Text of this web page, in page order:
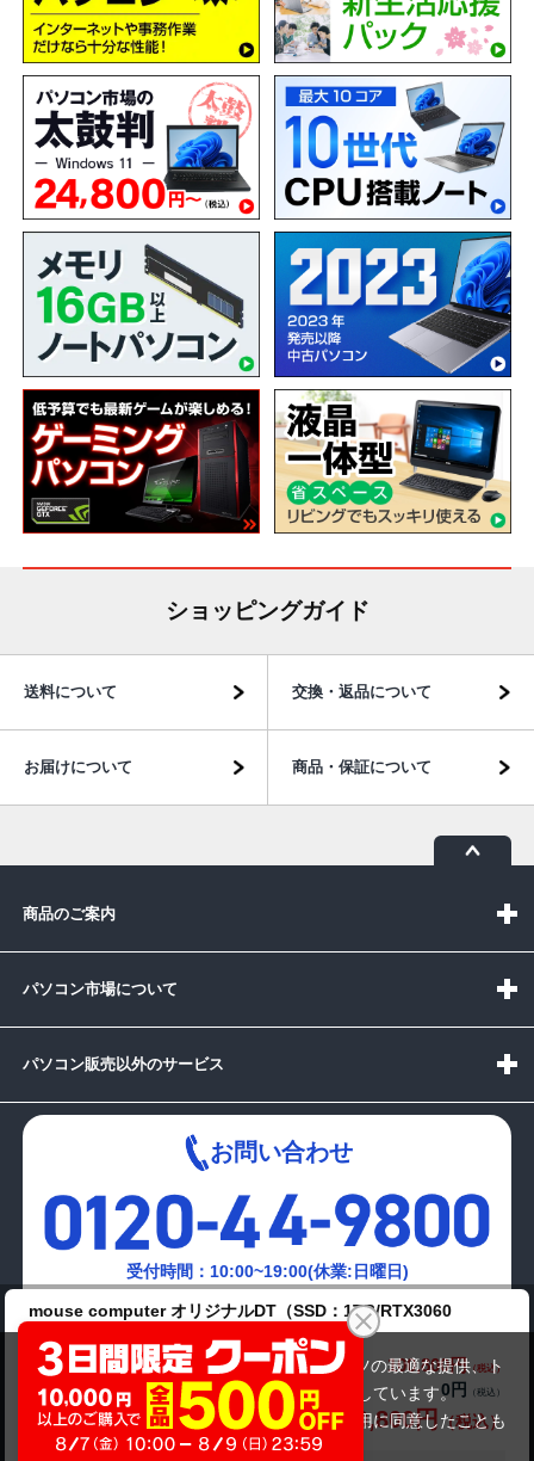
mouse computer オリジナルDT（SSD：1TB/RTX3060
商品価格(税込) 100,800円
オプション小計価格(税込)
0円
商品合計価格(税込)
100,800円
ショッピングガイド
送料について 交換・返品について
お届けについて 商品・保証について
商品のご案内
パソコン市場について
パソコン販売以外のサービス
お問い合わせ
受付時間：10:00~19:00(休業:日曜日)
メールでの
お問い合わせはこちら
当サイトでは利用体験の向上およびコンテンツの最適な提供、ト
ラフィックの分析を目的としてCookieを使用しています。
サイトの閲覧を継続された場合、Cookieの利用に同意したことも
のといたします。